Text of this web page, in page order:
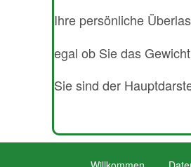
Ihre persönliche
egal ob Sie das
Sie sind der